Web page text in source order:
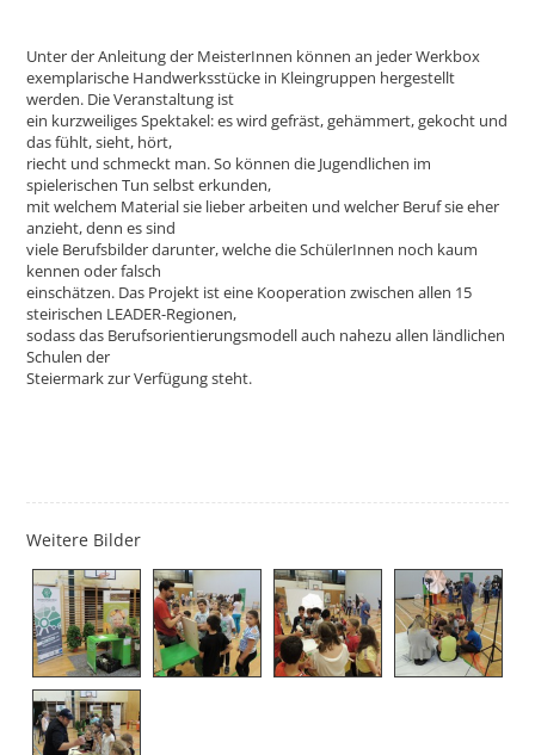
Unter der Anleitung der MeisterInnen können an jeder Werkbox
exemplarische Handwerksstücke in Kleingruppen hergestellt
werden. Die Veranstaltung ist
ein kurzweiliges Spektakel: es wird gefräst, gehämmert, gekocht und
das fühlt, sieht, hört,
riecht und schmeckt man. So können die Jugendlichen im
spielerischen Tun selbst erkunden,
mit welchem Material sie lieber arbeiten und welcher Beruf sie eher
anzieht, denn es sind
viele Berufsbilder darunter, welche die SchülerInnen noch kaum
kennen oder falsch
einschätzen. Das Projekt ist eine Kooperation zwischen allen 15
steirischen LEADER-Regionen,
sodass das Berufsorientierungsmodell auch nahezu allen ländlichen
Schulen der
Steiermark zur Verfügung steht.
Weitere Bilder